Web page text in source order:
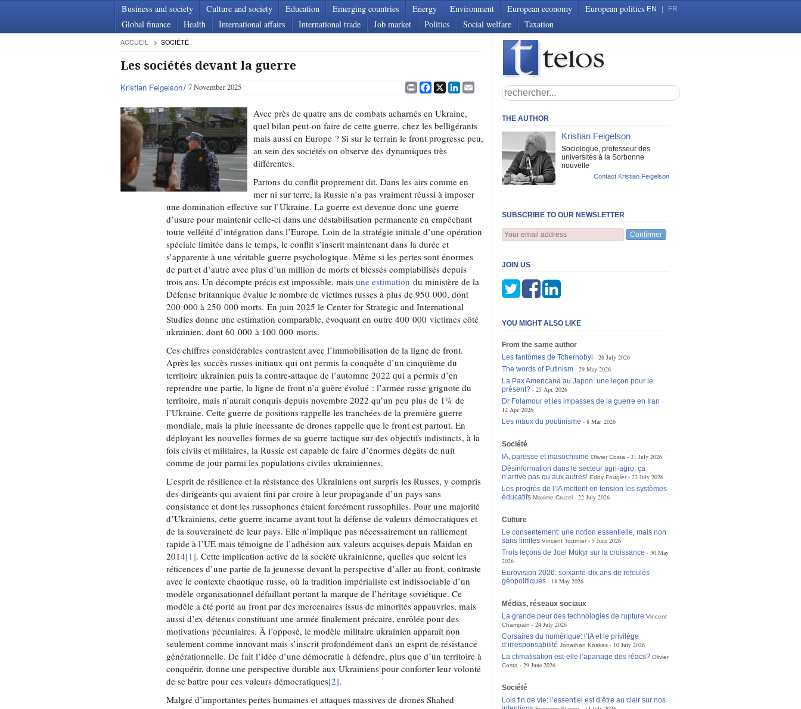
Business and society Culture and society Education Emerging countries Energy Environment European economy
European politics
Global finance
Health International affairs International trade Job market Politics Social welfare Taxation
EN FR
ACCUEIL SOCIÉTÉ
Les sociétés devant la guerre
Kristian Feigelson 7 November 2025 PrintFacebook
X LinkedIn
Email
Avec près de quatre ans de combats acharnés en Ukraine,
quel bilan peut-on faire de cette guerre, chez les belligérants
mais aussi en Europe ? Si sur le terrain le front progresse peu,
au sein des sociétés on observe des dynamiques très
différentes.
Partons du conflit proprement dit. Dans les airs comme en
mer ni sur terre, la Russie n’a pas vraiment réussi à imposer
une domination effective sur l’Ukraine. La guerre est devenue donc une guerre
d’usure pour maintenir celle-ci dans une déstabilisation permanente en empêchant
toute velléité d’intégration dans l’Europe. Loin de la stratégie initiale d’une opération
spéciale limitée dans le temps, le conflit s’inscrit maintenant dans la durée et
s’apparente à une véritable guerre psychologique. Même si les pertes sont énormes
de part et d’autre avec plus d’un million de morts et blessés comptabilisés depuis
trois ans. Un décompte précis est impossible, maisune estimation du ministère de la
Défense britannique évalue le nombre de victimes russes à plus de 950 000, dont
200 000 à 250 000 morts. En juin 2025 le Center for Strategic and International
Studies donne une estimation comparable, évoquant en outre 400 000 victimes côté
ukrainien, dont 60 000 à 100 000 morts.
Ces chiffres considérables contrastent avec l’immobilisation de la ligne de front.
Après les succès russes initiaux qui ont permis la conquête d’un cinquième du
territoire ukrainien puis la contre-attaque de l’automne 2022 qui a permis d’en
reprendre une partie, la ligne de front n’a guère évolué : l’armée russe grignote du
territoire, mais n’aurait conquis depuis novembre 2022 qu’un peu plus de 1% de
l’Ukraine. Cette guerre de positions rappelle les tranchées de la première guerre
mondiale, mais la pluie incessante de drones rappelle que le front est partout. En
déployant les nouvelles formes de sa guerre tactique sur des objectifs indistincts, à la
fois civils et militaires, la Russie est capable de faire d’énormes dégâts de nuit
comme de jour parmi les populations civiles ukrainiennes.
L’esprit de résilience et la résistance des Ukrainiens ont surpris les Russes, y compris
des dirigeants qui avaient fini par croire à leur propagande d’un pays sans
consistance et dont les russophones étaient forcément russophiles. Pour une majorité
d’Ukrainiens, cette guerre incarne avant tout la défense de valeurs démocratiques et
de la souveraineté de leur pays. Elle n’implique pas nécessairement un ralliement
rapide à l’UE mais témoigne de l’adhésion aux valeurs acquises depuis Maidan en
2014[1]. Cette implication active de la société ukrainienne, quelles que soient les
réticences d’une partie de la jeunesse devant la perspective d’aller au front, contraste
avec le contexte chaotique russe, où la tradition impérialiste est indissociable d’un
modèle organisationnel défaillant portant la marque de l’héritage soviétique. Ce
modèle a été porté au front par des mercenaires issus de minorités appauvries, mais
aussi d’ex-détenus constituant une armée finalement précaire, enrôlée pour des
motivations pécuniaires. À l’opposé, le modèle militaire ukrainien apparaît non
seulement comme innovant mais s’inscrit profondément dans un esprit de résistance
générationnelle. De fait l’idée d’une démocratie à défendre, plus que d’un territoire à
conquérir, donne une perspective durable aux Ukrainiens pour conforter leur volonté
de se battre pour ces valeurs démocratiques[2].
Malgré d’importantes pertes humaines et attaques massives de drones Shahed
THE AUTHOR
Kristian Feigelson
Sociologue, professeur des
universités à la Sorbonne
nouvelle
Contact Kristian Feigelson
SUBSCRIBE TO OUR NEWSLETTER
Confirmer
JOIN US
YOU MIGHT ALSO LIKE
From the same author
Les fantômes de Tchernobyl
26 July 2026
The words of Putinism
29 May 2026
La Pax Americana au Japon: une leçon pour le
présent?
25 Apr. 2026
Dr Folamour et les impasses de la guerre en Iran
12 Apr. 2026
Les maux du poutinisme
8 Mar. 2026
Société
IA, paresse et masochisme Olivier Costa
31 July 2026
Désinformation dans le secteur agri-agro: ça
n’arrive pas qu’aux autres! Eddy Fougier
23 July 2026
Les progrès de l’IA mettent en tension les systèmes
éducatifs Maxime Cruzel 22 July 2026
Culture
Le consentement: une notion essentielle, mais non
sans limites Vincent Tournier
5 June 2026
Trois leçons de Joel Mokyr sur la croissance
30 May
2026
Eurovision 2026: soixante-dix ans de refoulés
géopolitiques
18 May 2026
Médias, réseaux sociaux
La grande peur des technologies de rupture Vincent
Champain
24 July 2026
Corsaires du numérique: l’IA et le privilège
d’irresponsabilité Jonathan Koskas
10 July 2026
La climatisation est-elle l’apanage des réacs? Olivier
Costa
29 June 2026
Société
Lois fin de vie: l’essentiel est d’être au clair sur nos